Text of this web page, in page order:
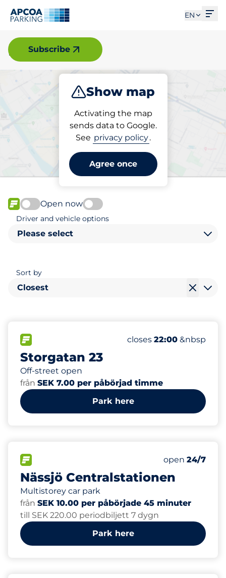
EN
Nässjö
Show map
Activating the map
sends data to Google.
See privacy policy.
Agree once
Subscribe
Park
Pick your parking space in
FLOW available
Open now
Driver and vehicle options
Please select
Sort by
Closest
Storgatan 23
Off-street open
Thursday&nbsp
closes 22:00 &nbsp
från SEK 7.00 per påbörjad timme
Park here
Nässjö Centralstationen
Multistorey car park
Number of
Total
Thursday&nbsp
open 24/7
från SEK 10.00 per påbörjade 45 minuter
till SEK 220.00 periodbiljett 7 dygn
Park here